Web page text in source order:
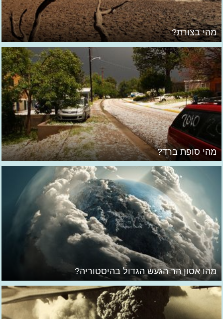
מהי בצורת?
מהי סופת ברד?
מהו אסון הר הגעש הגדול בהיסטוריה?